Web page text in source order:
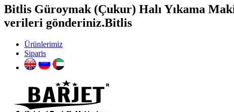
Bitlis Güroymak (Çukur) Halı Yıkama
verileri gönderiniz.Bitlis
Ürünlerimiz
Siparis